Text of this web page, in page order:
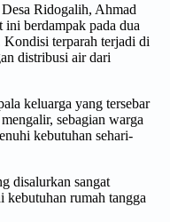
Ridogalih, Ahmad
ini berdampak pada dua
terparah terjadi di
distribusi air dari
keluarga yang tersebar
sebagian warga
kebutuhan sehari-
disalurkan sangat
kebutuhan rumah tangga